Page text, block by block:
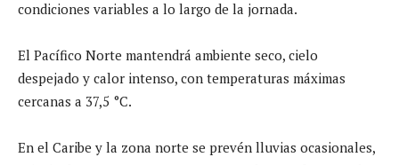
condiciones variables a lo largo de la jornada.
El Pacífico Norte mantendrá ambiente seco, cielo
despejado y calor intenso, con temperaturas máximas
cercanas a 37,5 °C.
En el Caribe y la zona norte se prevén lluvias ocasionales,